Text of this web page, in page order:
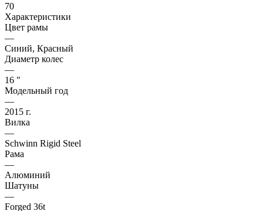
70
Характеристики
Цвет рамы
—
Синий, Красный
Диаметр колес
—
16 "
Модельный год
—
2015 г.
Вилка
—
Schwinn Rigid Steel
Рама
—
Алюминий
Шатуны
—
Forged 36t